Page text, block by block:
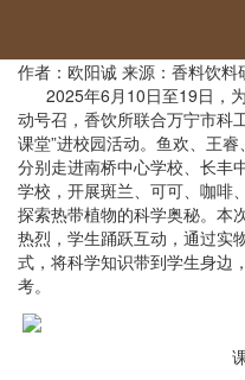
作者：欧阳诚 来源：香料饮料
2025年6月10日至19日，
动号召，香饮所联合万宁市科
课堂”进校园活动。鱼欢、王
分别走进南桥中心学校、长丰
学校，开展斑兰、可可、咖啡
探索热带植物的科学奥秘。本
热烈，学生踊跃互动，通过实
式，将科学知识带到学生身边
考。